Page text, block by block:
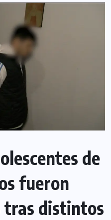
de
fueron
tras distintos